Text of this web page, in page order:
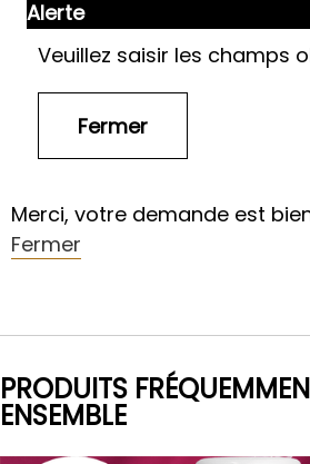
Alerte
Veuillez saisir les champs
Merci, votre demande est
Fermer
PRODUITS
ENSEMBLE